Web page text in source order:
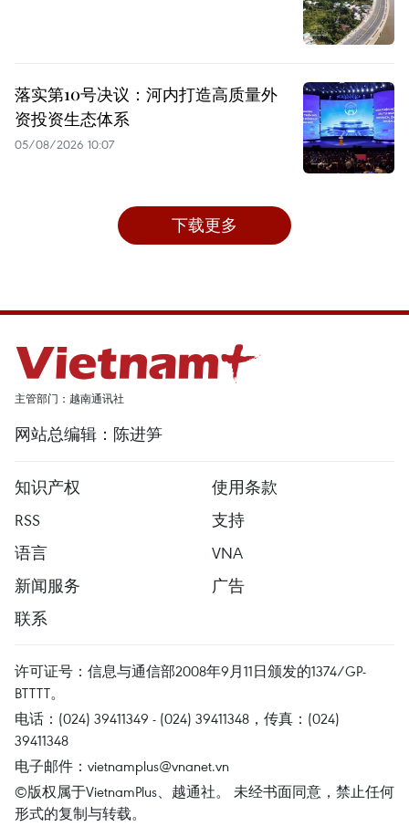
落实第10号决议：河内打造高质量外
资投资生态体系
05/08/2026 10:07
下载更多
主管部门：越南通讯社
网站总编辑：陈进笋
知识产权
使用条款
RSS
支持
语言
VNA
新闻服务
广告
联系
许可证号：信息与通信部2008年9月11日颁发的1374/GP-
BTTTT。
电话：(024) 39411349 - (024) 39411348，传真：(024)
39411348
电子邮件： vietnamplus@vnanet.vn
©版权属于VietnamPlus、越通社。 未经书面同意，禁止任何
形式的复制与转载。